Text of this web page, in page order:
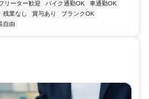
リーター歓迎 バイク通勤OK
車通勤OK
残業なし 賞与あり
ブランクOK
自由